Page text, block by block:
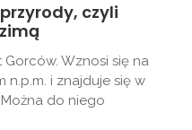
czyli
Wznosi się na
n.p.m. i znajduje się w
do niego